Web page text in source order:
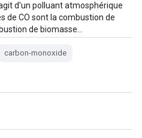
d'un polluant atmosphérique
de CO sont la combustion de
de biomasse…
carbon-monoxide